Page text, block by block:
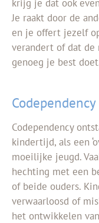
krijg je dat ook
Je raakt door de
en je offert jezelf
verandert of dat
genoeg je best
Codependency
kindertijd, als een
moeilijke jeugd.
hechting met een
of beide ouders.
verwaarloosd of
het ontwikkelen